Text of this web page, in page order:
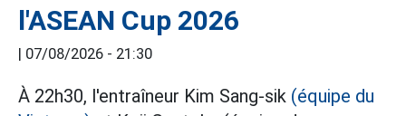
l'ASEAN Cup 2026
07/08/2026 - 21:30
À 22h30, l'entraîneur Kim Sang-sik (équipe du